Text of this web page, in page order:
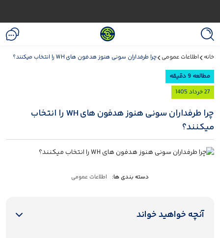
خانه اطلاعات عمومی چرا طرفداران سونی هنوز هدفون های WH را انتخاب میکنند؟
مطالعه 9 دقیقه
27 خرداد 1405
چرا طرفداران سونی هنوز هدفون های WH را انتخاب
میکنند؟
دسته بندی ها: اطلاعات عمومی
آنچه خواهید خواند